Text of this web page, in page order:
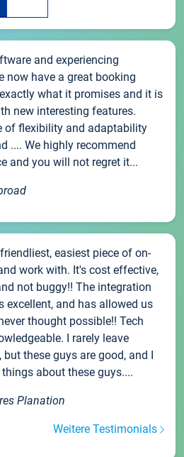
and experiencing
now have a great booking
what it promises and it is
new interesting features.
of flexibility and adaptability
.... We highly recommend
and you will not regret it...
easiest piece of on-
work with. It's cost effective,
not buggy!! The integration
excellent, and has allowed us
thought possible!! Tech
I rarely leave
these guys are good, and I
about these guys....
Planation
Weitere Testimonials